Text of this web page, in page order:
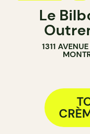
COMPTOIR
Le
1311